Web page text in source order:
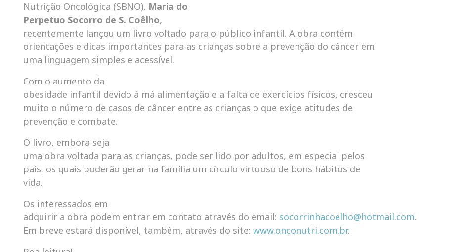
Nutrição Oncológica (SBNO), Maria do
Perpetuo Socorro de S. Coêlho,
recentemente lançou um livro voltado para o público infantil. A obra contém
orientações e dicas importantes para as crianças sobre a prevenção do câncer em
uma linguagem simples e acessível.
Com o aumento da
obesidade infantil devido à má alimentação e a falta de exercícios físicos, cresceu
muito o número de casos de câncer entre as crianças o que exige atitudes de
prevenção e combate.
O livro, embora seja
uma obra voltada para as crianças, pode ser lido por adultos, em especial pelos
pais, os quais poderão gerar na família um círculo virtuoso de bons hábitos de
vida.
Os interessados em
adquirir a obra podem entrar em contato através do email: socorrinhacoelho@hotmail.com.
Em breve estará disponível, também, através do site: www.onconutri.com.br.